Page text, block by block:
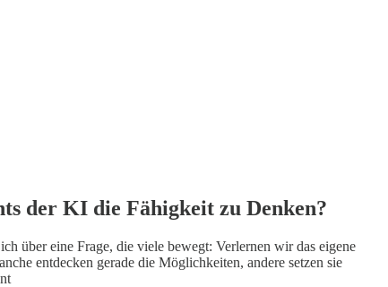
der KI die Fähigkeit zu Denken?
über eine Frage, die viele bewegt: Verlernen wir das eigene
entdecken gerade die Möglichkeiten, andere setzen sie